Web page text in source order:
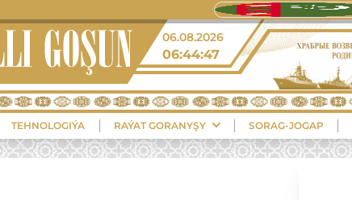
06.08.2026
06:44:47
TEHNOLOGIÝA RAÝAT GORANYŞY SORAG-JOGAP